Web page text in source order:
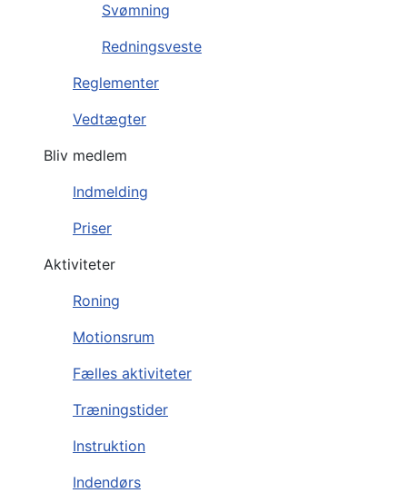
Svømning
Redningsveste
Reglementer
Vedtægter
Bliv medlem
Indmelding
Priser
Aktiviteter
Roning
Motionsrum
Fælles aktiviteter
Træningstider
Instruktion
Indendørs